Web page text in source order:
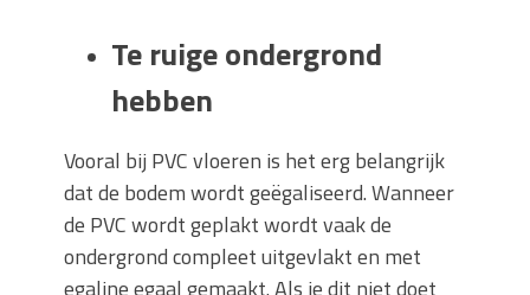
Te ruige ondergrond
hebben
Vooral bij PVC vloeren is het erg belangrijk
dat de bodem wordt geëgaliseerd. Wanneer
de PVC wordt geplakt wordt vaak de
ondergrond compleet uitgevlakt en met
egaline egaal gemaakt. Als je dit niet doet